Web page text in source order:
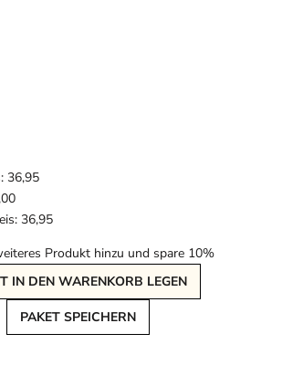
36,95
36,95
Produkt hinzu und spare 10%
IN DEN WARENKORB LEGEN
PAKET SPEICHERN